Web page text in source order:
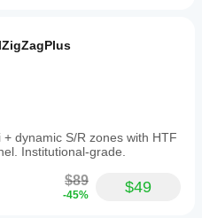
dynamic S/R zones with HTF
Institutional-grade.
$89
-45% $49